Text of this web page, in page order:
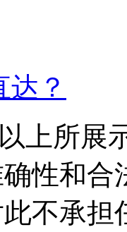
？
上所展
性和合
不承担